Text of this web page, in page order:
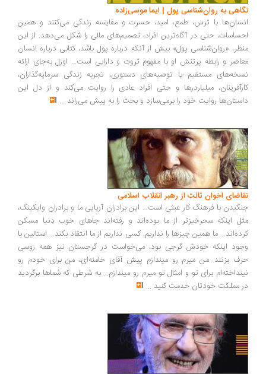
به روان‌شناسی پول | ایما موسی‌زاده
با ترس، طمع، امید، حسرت و مقایسه زندگی می‌کنند و همین
حتی در آگاه‌ترین افراد، تصمیم‌های مالی را شکل می‌دهد. از این
«روان‌شناسی پول» بیش از آنکه درباره پول باشد، کتابی درباره انسان
و رابطه پرتنش او با مفهوم ثروت و دارایی است... اوزل به‌جای ارائه
مستقیم یا توصیه‌های دستوری، تجربه زندگی سرمایه‌گذاران،
میلیاردرها و حتی افراد عادی را روایت می‌کند و از دل این
روایت خود را برمی‌سازد و بحث را به پیش می‌راند...
اخوان ثالث از رهبر انقلاب اسلامی
با فرهنگ کار عبثی است... این برادران آریایی ما و برادران وایکینگ،
اینکه سحرخیزتر از ما بوده‌اند و رفته‌اند جاهای خوب دنیا مسکن
ما همین چیزها را نداریم. کسی نداریم از ما انتقاد بکند... استالین با
اینکه خودش گرجی بود، می‌خواست در گرجستان نیز همه روسی
بزنند...من میرم رو میندازم پیش آقای خامنه‌ای، من برای خودم رو
برای تو و امثال تو میرم رو میندازم... به شرطی که شماها برگردید
مملکت خودتان خدمت کنید...